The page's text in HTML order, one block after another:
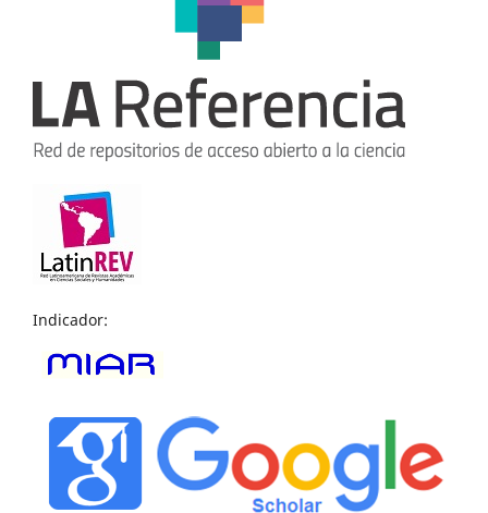
Indicador: